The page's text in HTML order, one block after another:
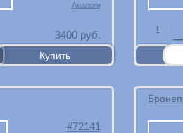
Аналоги
3400руб. 1
72141